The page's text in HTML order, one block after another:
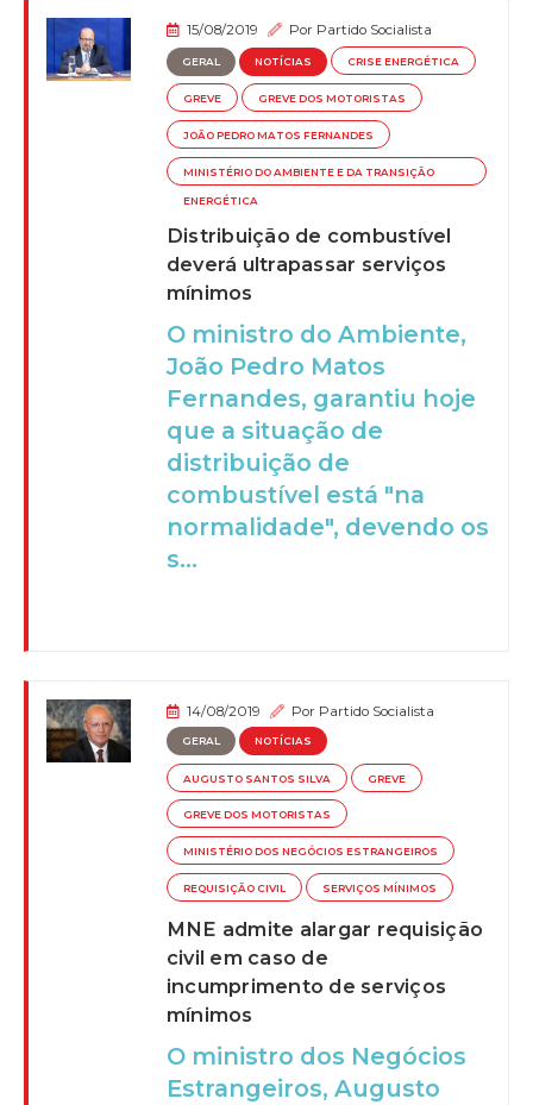
15/08/2019 Por Partido Socialista
GERAL NOTÍCIAS CRISE ENERGÉTICA
GREVE GREVE DOS MOTORISTAS
JOÃO PEDRO MATOS FERNANDES
MINISTÉRIO DO AMBIENTE E DA TRANSIÇÃO
ENERGÉTICA
Distribuição de combustível
deverá ultrapassar serviços
mínimos
O ministro do Ambiente,
João Pedro Matos
Fernandes, garantiu hoje
que a situação de
distribuição de
combustível está "na
normalidade", devendo os
s...
14/08/2019 Por Partido Socialista
GERAL NOTÍCIAS
AUGUSTO SANTOS SILVA GREVE
GREVE DOS MOTORISTAS
MINISTÉRIO DOS NEGÓCIOS ESTRANGEIROS
REQUISIÇÃO CIVIL SERVIÇOS MÍNIMOS
MNE admite alargar requisição
civil em caso de
incumprimento de serviços
mínimos
O ministro dos Negócios
Estrangeiros, Augusto